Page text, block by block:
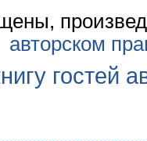
авторском
гостей